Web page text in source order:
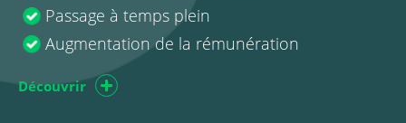
Passage à temps plein
Augmentation de la rémunération
Découvrir